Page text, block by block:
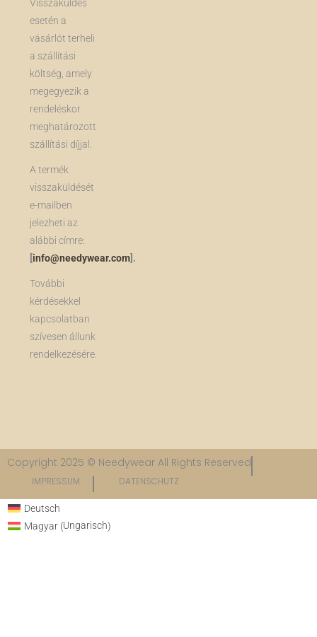
Visszaküldés
esetén a
vásárlót terheli
a szállítási
költség, amely
megegyezik a
rendeléskor
meghatározott
szállítási díjjal.
A termék
visszaküldését
e-mailben
jelezheti az
alábbi címre:
[info@needywear.com].
További
kérdésekkel
kapcsolatban
szívesen állunk
rendelkezésére.
Copyright 2025 © Needywear All Rights Reserved
IMPRESSUM DATENSCHUTZ​
Deutsch
Magyar (Ungarisch)